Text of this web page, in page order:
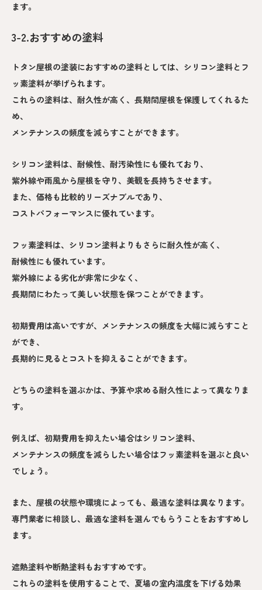
ます。
3-2.おすすめの塗料
トタン屋根の塗装におすすめの塗料としては、シリコン塗料とフ
ッ素塗料が挙げられます。
これらの塗料は、耐久性が高く、長期間屋根を保護してくれるた
め、
メンテナンスの頻度を減らすことができます。
シリコン塗料は、耐候性、耐汚染性にも優れており、
紫外線や雨風から屋根を守り、美観を長持ちさせます。
また、価格も比較的リーズナブルであり、
コストパフォーマンスに優れています。
フッ素塗料は、シリコン塗料よりもさらに耐久性が高く、
耐候性にも優れています。
紫外線による劣化が非常に少なく、
長期間にわたって美しい状態を保つことができます。
初期費用は高いですが、メンテナンスの頻度を大幅に減らすこと
ができ、
長期的に見るとコストを抑えることができます。
どちらの塗料を選ぶかは、予算や求める耐久性によって異なりま
す。
例えば、初期費用を抑えたい場合はシリコン塗料、
メンテナンスの頻度を減らしたい場合はフッ素塗料を選ぶと良い
でしょう。
また、屋根の状態や環境によっても、最適な塗料は異なります。
専門業者に相談し、最適な塗料を選んでもらうことをおすすめし
ます。
遮熱塗料や断熱塗料もおすすめです。
これらの塗料を使用することで、夏場の室内温度を下げる効果